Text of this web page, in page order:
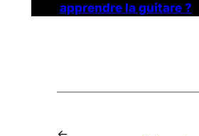
apprendre la guitare ?